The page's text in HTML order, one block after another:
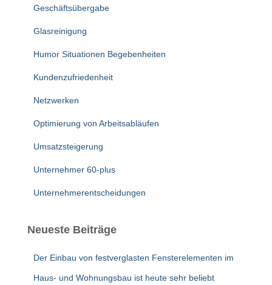
Geschäftsübergabe
Glasreinigung
Humor Situationen Begebenheiten
Kundenzufriedenheit
Netzwerken
Optimierung von Arbeitsabläufen
Umsatzsteigerung
Unternehmer 60-plus
Unternehmerentscheidungen
Neueste Beiträge
Der Einbau von festverglasten Fensterelementen im
Haus- und Wohnungsbau ist heute sehr beliebt